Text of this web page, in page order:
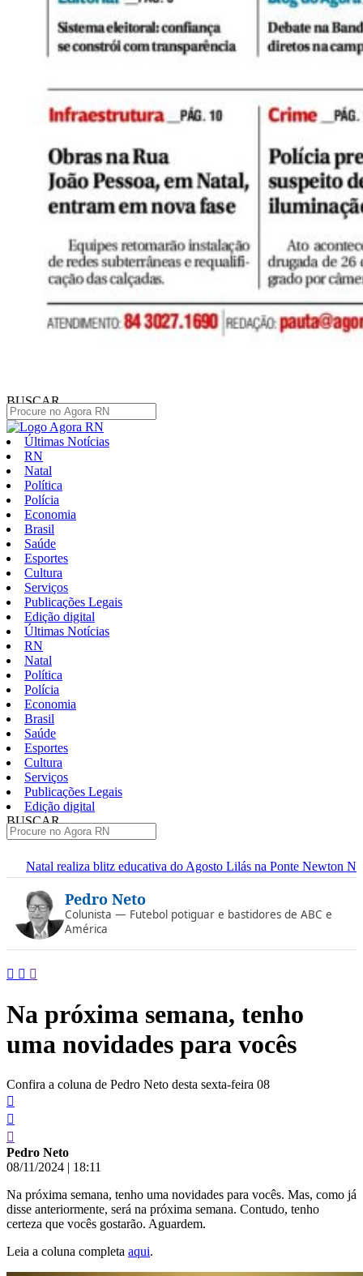
BUSCAR
Últimas Notícias
RN
Natal
Política
Polícia
Economia
Brasil
Saúde
Esportes
Cultura
Serviços
Publicações Legais
Edição digital
Últimas Notícias
RN
Natal
Política
Polícia
Economia
Brasil
Saúde
Esportes
Cultura
Serviços
Publicações Legais
Edição digital
BUSCAR
educativa do Agosto Lilás na Ponte Newton Navarro neste sábado
para
conteúdo
Pedro Neto
Colunista — Futebol potiguar e bastidores de ABC e
América
Na próxima semana, tenho
uma novidades para vocês
Confira a coluna de Pedro Neto desta sexta-feira 08
Pedro Neto
08/11/2024 | 18:11
Na próxima semana, tenho uma novidades para vocês. Mas, como já
disse anteriormente, será na próxima semana. Contudo, tenho
certeza que vocês gostarão. Aguardem.
Leia a coluna completa aqui.